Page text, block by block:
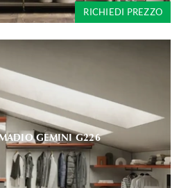
RICHIEDI PREZZO
GEMINI G226